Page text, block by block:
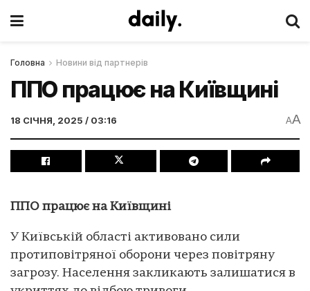
Головна Новини від партнерів
ППО працює на Київщині
18 СІЧНЯ, 2025 / 03:16 AA
ППО працює на Київщині
У Київській області активовано сили
протиповітряної оборони через повітряну
загрозу. Населення закликають залишатися в